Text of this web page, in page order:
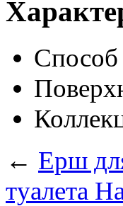
← Ерш
туалета